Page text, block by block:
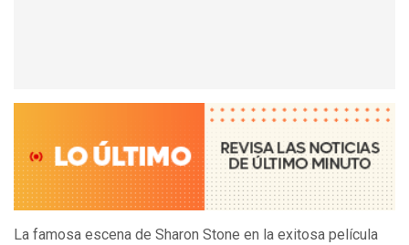
La famosa escena de Sharon Stone en la exitosa película